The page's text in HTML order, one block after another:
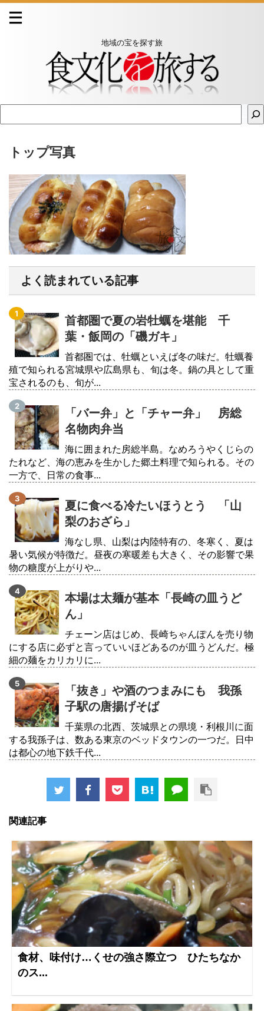
地域の宝を探す旅
トップ写真
よく読まれている記事
首都圏で夏の岩牡蠣を堪能 千
葉・飯岡の「磯ガキ」
首都圏では、牡蠣といえば冬の味だ。牡蠣養
殖で知られる宮城県や広島県も、旬は冬。鍋の具として重
宝されるのも、旬が...
「バー弁」と「チャー弁」 房総
名物肉弁当
海に囲まれた房総半島。なめろうやくじらの
たれなど、海の恵みを生かした郷土料理で知られる。その
一方で、日常の食事...
夏に食べる冷たいほうとう 「山
梨のおざら」
海なし県、山梨は内陸特有の、冬寒く、夏は
暑い気候が特徴だ。昼夜の寒暖差も大きく、その影響で果
物の糖度が上がりや...
本場は太麺が基本「長崎の皿うど
ん」
チェーン店はじめ、長崎ちゃんぽんを売り物
にする店に必ずと言っていいほどあるのが皿うどんだ。極
細の麺をカリカリに...
「抜き」や酒のつまみにも 我孫
子駅の唐揚げそば
千葉県の北西、茨城県との県境・利根川に面
する我孫子は、数ある東京のベッドタウンの一つだ。日中
は都心の地下鉄千代...
関連記事
食材、味付け…くせの強さ際立つ ひたちなか
のス...